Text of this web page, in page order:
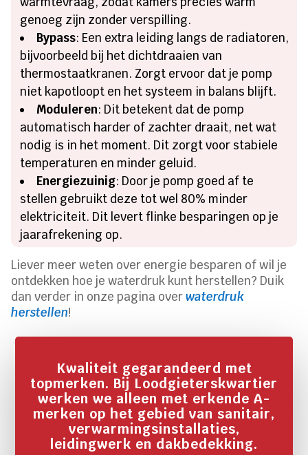
genoeg zijn zonder verspilling.
Bypass: Een extra leiding langs de radiatoren,
bijvoorbeeld bij het dichtdraaien van
thermostaatkranen. Zorgt ervoor dat je pomp
niet kapotloopt en het systeem in balans blijft.
Moduleren: Dit betekent dat de pomp
automatisch harder of zachter draait, net wat
nodig is in het moment. Dit zorgt voor stabiele
temperaturen en minder geluid.
Energiezuinig: Door je pomp goed af te
stellen gebruikt deze tot wel 80% minder
elektriciteit. Dit levert flinke besparingen op je
jaarafrekening op.
Liever meer weten over energie besparen of wil je
ontdekken hoe je waterdruk kunt herstellen? Duik
dan verder in onze pagina overwaterdruk
herstellen!
Kwaliteit gegarandeerd met
topmerken. Bij Loodgieterskwartier
werken we alleen met erkende A-
merken op het gebied van sanitair,
verwarmingsinstallaties,
leidingwerk en dakbedekking.